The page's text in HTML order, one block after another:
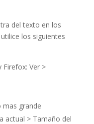
del texto en los
los siguientes
Firefox: Ver >
mas grande
actual > Tamaño del